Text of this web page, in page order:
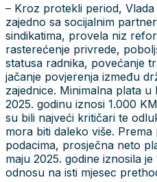
– Kroz protekli period, Vlada
zajedno sa socijalnim
sindikatima, provela niz
rasterećenje privrede,
statusa radnika, povećanje
jačanje povjerenja između
zajednice. Minimalna plata u
2025. godinu iznosi 1.000
su bili najveći kritičari te
mora biti daleko više.
podacima, prosječna neto
maju 2025. godine iznosila
odnosu na isti mjesec